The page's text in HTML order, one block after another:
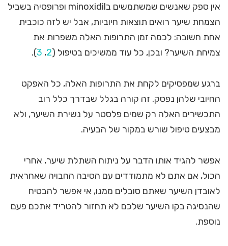
אין ספק שאנשים שמשתמשים בminoxidil ופרופסיה בשביל
הצמחת שיער רואים תוצאות חיוביות, אבל יש לזה כוכבית
אחת חשובה: לכמה זמן התרופות האלה משפרות את
צמיחת השיער? ובכן, כל עוד ממשיכים בטיפול (2
,
3
).
ברגע שמפסיקים לקחת את התרופות האלה, כל האפקט
החיובי שלהן נפסק. זה קורה בגלל שבדרך כלל רוב
התכשירים האלה רק שמים פלסטר על נשירת השיער, ולא
מבצעים טיפול שורש במקור של הבעיה.
אפשר להגיד אותו הדבר על ניתוח השתלת שיער, אחרי
הכול, אם אתם לא מתמודדים עם הסיבה החבויה שאחראית
לאובדן השיער שאתם סובלים ממנו, אי אפשר להבטיח
שהנסיגה בקו השיער שלכם לא תחזור להטריד אתכם פעם
נוספת.